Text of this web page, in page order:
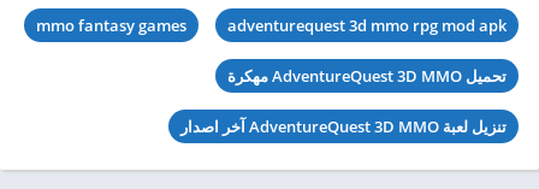
adventurequest 3d mmo rpg mod apk
mmo fantasy games
تحميل AdventureQuest 3D MMO مهكرة
تنزيل لعبة AdventureQuest 3D MMO آخر اصدار